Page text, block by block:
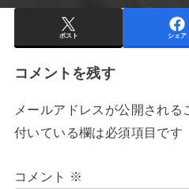
ポスト シェア
コメントを残す
メールアドレスが公開される
付いている欄は必須項目です
コメント ※